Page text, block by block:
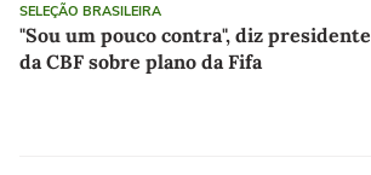
SELEÇÃO BRASILEIRA
"Sou um pouco contra", diz presidente
da CBF sobre plano da Fifa